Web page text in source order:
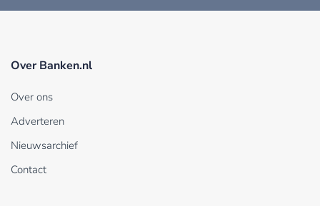
Over Banken.nl
Over ons
Adverteren
Nieuwsarchief
Contact